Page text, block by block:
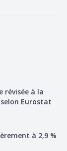
révisée à la
Eurostat
à 2,9 %